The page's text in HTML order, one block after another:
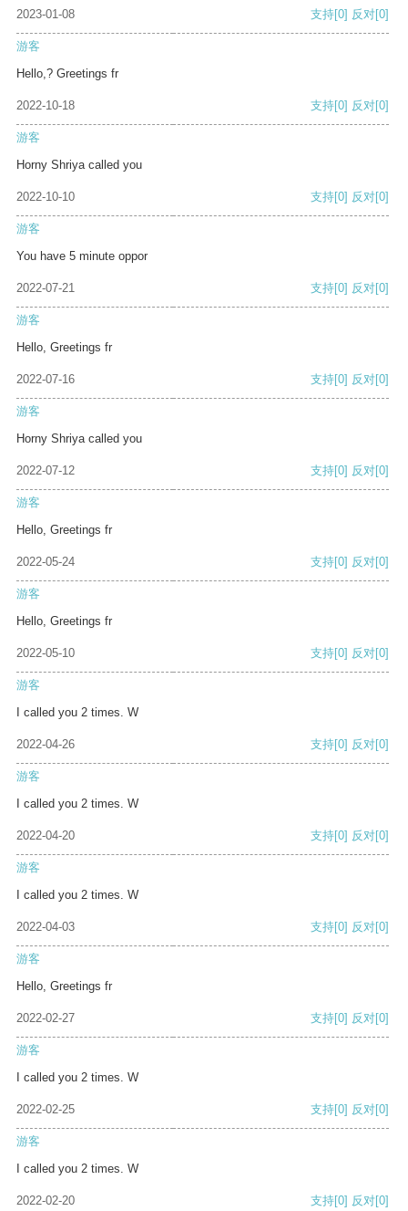
2023-01-08 支持[0] 反对[0]
游客
Hello,? Greetings fr
2022-10-18 支持[0] 反对[0]
游客
Horny Shriya called you
2022-10-10 支持[0] 反对[0]
游客
You have 5 minute oppor
2022-07-21 支持[0] 反对[0]
游客
Hello, Greetings fr
2022-07-16 支持[0] 反对[0]
游客
Horny Shriya called you
2022-07-12 支持[0] 反对[0]
游客
Hello, Greetings fr
2022-05-24 支持[0] 反对[0]
游客
Hello, Greetings fr
2022-05-10 支持[0] 反对[0]
游客
I called you 2 times. W
2022-04-26 支持[0] 反对[0]
游客
I called you 2 times. W
2022-04-20 支持[0] 反对[0]
游客
I called you 2 times. W
2022-04-03 支持[0] 反对[0]
游客
Hello, Greetings fr
2022-02-27 支持[0] 反对[0]
游客
I called you 2 times. W
2022-02-25 支持[0] 反对[0]
游客
I called you 2 times. W
2022-02-20 支持[0] 反对[0]